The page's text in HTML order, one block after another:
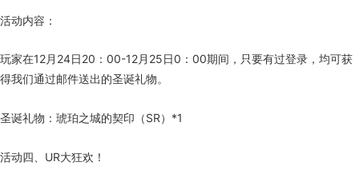
活动内容：
玩家在12月24日20：00-12月25日0：00期间，只要有过登录，均可获
得我们通过邮件送出的圣诞礼物。
圣诞礼物：琥珀之城的契印（SR）*1
活动四、UR大狂欢！